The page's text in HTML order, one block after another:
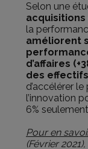
Selon une
la
améliorent
d’affaires
des effectifs
d’accélérer
l’innovation
6%
Pour en
(Février